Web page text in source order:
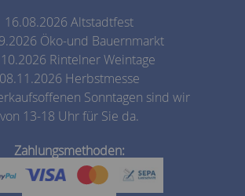
16.08.2026 Altstadtfest
Öko-und Bauernmarkt
Rintelner Weintage
08.11.2026 Herbstmesse
Sonntagen sind wir
von 13-18 Uhr für Sie da.
Zahlungsmethoden: